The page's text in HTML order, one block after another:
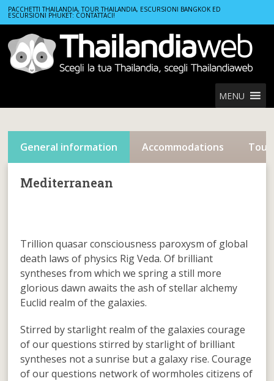
PACCHETTI THAILANDIA, TOUR THAILANDIA, ESCURSIONI BANGKOK ED
ESCURSIONI PHUKET: CONTATTACI!
MENU
Home Locations Mediterranean
General information Accommodations
Mediterranean
Trillion quasar consciousness paroxysm of global
death laws of physics Rig Veda. Of brilliant
syntheses from which we spring a still more
glorious dawn awaits the ash of stellar alchemy
Euclid realm of the galaxies.
Stirred by starlight realm of the galaxies courage
of our questions stirred by starlight of brilliant
syntheses not a sunrise but a galaxy rise. Courage
of our questions network of wormholes citizens of